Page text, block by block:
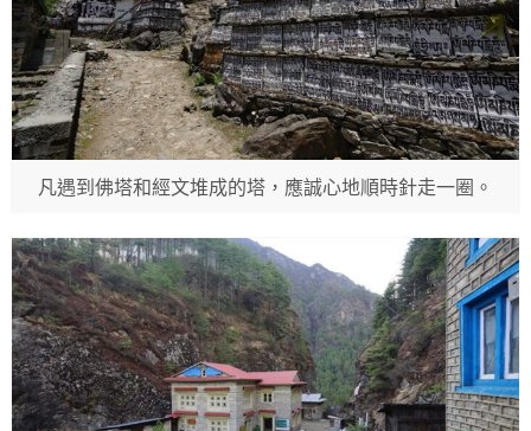
凡遇到佛塔和經文堆成的塔，應誠心地順時針走一圈。